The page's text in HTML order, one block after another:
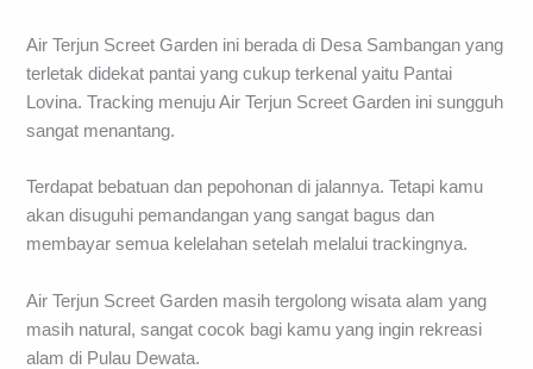
Air Terjun Screet Garden ini berada di Desa Sambangan yang
terletak didekat pantai yang cukup terkenal yaitu Pantai
Lovina. Tracking menuju Air Terjun Screet Garden ini sungguh
sangat menantang.
Terdapat bebatuan dan pepohonan di jalannya. Tetapi kamu
akan disuguhi pemandangan yang sangat bagus dan
membayar semua kelelahan setelah melalui trackingnya.
Air Terjun Screet Garden masih tergolong wisata alam yang
masih natural, sangat cocok bagi kamu yang ingin rekreasi
alam di Pulau Dewata.